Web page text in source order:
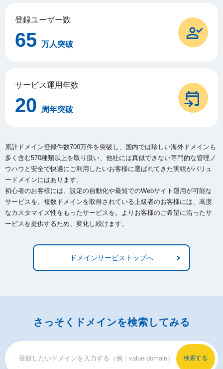
登録ユーザー数
65 万人突破
サービス運用年数
20 周年突破
累計ドメイン登録件数700万件を突破し、国内では珍しい海外ドメインも
多く含む570種類以上を取り扱い、 他社には真似できない専門的な管理ノ
ウハウと安全で快適にご利用したいお客様に選ばれてきた実績がバリュ
ードメインにはあります。
初心者のお客様には、設定の自動化や最短でのWebサイト運用が可能な
サービスを。複数ドメインを取得されている上級者のお客様には、 高度
なカスタマイズ性をもったサービスを。よりお客様のご希望に沿ったサ
ービスを提供するため、変化し続けます。
ドメインサービストップへ
さっそくドメインを検索してみる